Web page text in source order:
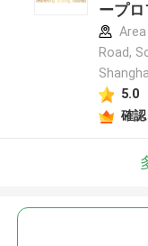
ープ
Road,
5.0
確